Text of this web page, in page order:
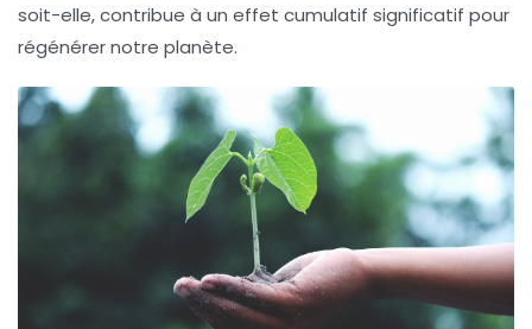
soit-elle, contribue à un effet cumulatif significatif pour
régénérer notre planète.